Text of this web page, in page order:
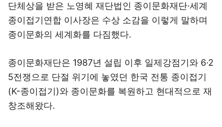
단체상을 받은 노영혜 재단법인 종이문화재단·세계
종이접기연합 이사장은 수상 소감을 이렇게 말하며
종이문화의 세계화를 다짐했다.
종이문화재단은 1987년 설립 이후 일제강점기와 6·2
5전쟁으로 단절 위기에 놓였던 한국 전통 종이접기
(K-종이접기)와 종이문화를 복원하고 현대적으로 재
창조해왔다.